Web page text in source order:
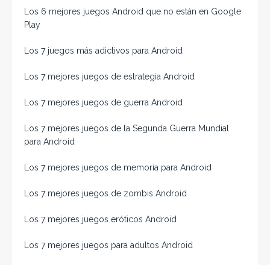
Los 6 mejores juegos Android que no están en Google
Play
Los 7 juegos más adictivos para Android
Los 7 mejores juegos de estrategia Android
Los 7 mejores juegos de guerra Android
Los 7 mejores juegos de la Segunda Guerra Mundial
para Android
Los 7 mejores juegos de memoria para Android
Los 7 mejores juegos de zombis Android
Los 7 mejores juegos eróticos Android
Los 7 mejores juegos para adultos Android